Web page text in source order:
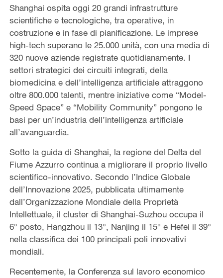
Shanghai ospita oggi 20 grandi infrastrutture
scientifiche e tecnologiche, tra operative, in
costruzione e in fase di pianificazione. Le imprese
high-tech superano le 25.000 unità, con una media di
320 nuove aziende registrate quotidianamente. I
settori strategici dei circuiti integrati, della
biomedicina e dell’intelligenza artificiale attraggono
oltre 800.000 talenti, mentre iniziative come “Model-
Speed Space” e “Mobility Community” pongono le
basi per un’industria dell’intelligenza artificiale
all’avanguardia.
Sotto la guida di Shanghai, la regione del Delta del
Fiume Azzurro continua a migliorare il proprio livello
scientifico-innovativo. Secondo l’Indice Globale
dell’Innovazione 2025, pubblicata ultimamente
dall’Organizzazione Mondiale della Proprietà
Intellettuale, il cluster di Shanghai-Suzhou occupa il
6° posto, Hangzhou il 13°, Nanjing il 15° e Hefei il 39°
nella classifica dei 100 principali poli innovativi
mondiali.
Recentemente, la Conferenza sul lavoro economico